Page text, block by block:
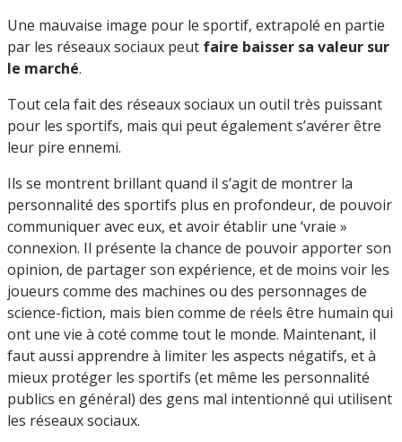
Une mauvaise image pour le sportif, extrapolé en partie
par les réseaux sociaux peut faire baisser sa valeur sur
le marché.
Tout cela fait des réseaux sociaux un outil très puissant
pour les sportifs, mais qui peut également s’avérer être
leur pire ennemi.
Ils se montrent brillant quand il s’agit de montrer la
personnalité des sportifs plus en profondeur, de pouvoir
communiquer avec eux, et avoir établir une ‘vraie »
connexion. Il présente la chance de pouvoir apporter son
opinion, de partager son expérience, et de moins voir les
joueurs comme des machines ou des personnages de
science-fiction, mais bien comme de réels être humain qui
ont une vie à coté comme tout le monde. Maintenant, il
faut aussi apprendre à limiter les aspects négatifs, et à
mieux protéger les sportifs (et même les personnalité
publics en général) des gens mal intentionné qui utilisent
les réseaux sociaux.